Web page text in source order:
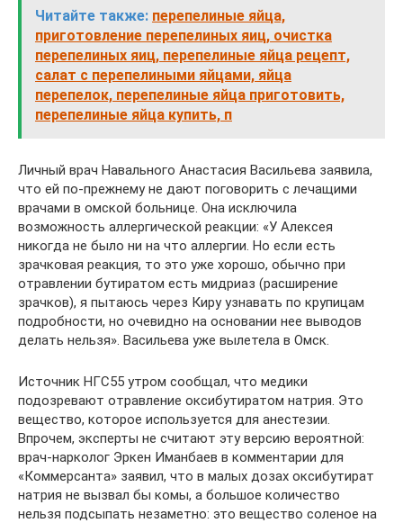
Читайте также: перепелиные яйца,
приготовление перепелиных яиц, очистка
перепелиных яиц, перепелиные яйца рецепт,
салат с перепелиными яйцами, яйца
перепелок, перепелиные яйца приготовить,
перепелиные яйца купить, п
Личный врач Навального Анастасия Васильева заявила,
что ей по-прежнему не дают поговорить с лечащими
врачами в омской больнице. Она исключила
возможность аллергической реакции: «У Алексея
никогда не было ни на что аллергии. Но если есть
зрачковая реакция, то это уже хорошо, обычно при
отравлении бутиратом есть мидриаз (расширение
зрачков), я пытаюсь через Киру узнавать по крупицам
подробности, но очевидно на основании нее выводов
делать нельзя». Васильева уже вылетела в Омск.
Источник НГС55 утром сообщал, что медики
подозревают отравление оксибутиратом натрия. Это
вещество, которое используется для анестезии.
Впрочем, эксперты не считают эту версию вероятной:
врач-нарколог Эркен Иманбаев в комментарии для
«Коммерсанта» заявил, что в малых дозах оксибутират
натрия не вызвал бы комы, а большое количество
нельзя подсыпать незаметно: это вещество соленое на